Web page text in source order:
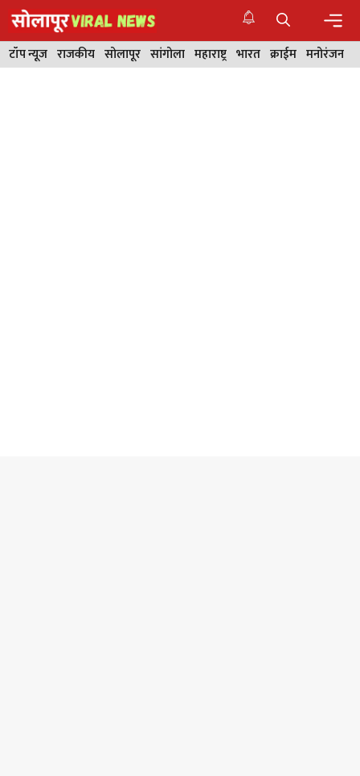
Skip
to
content
टॉप न्यूज राजकीय सोलापूर सांगोला महाराष्ट्र भारत क्राईम मनोरंजन